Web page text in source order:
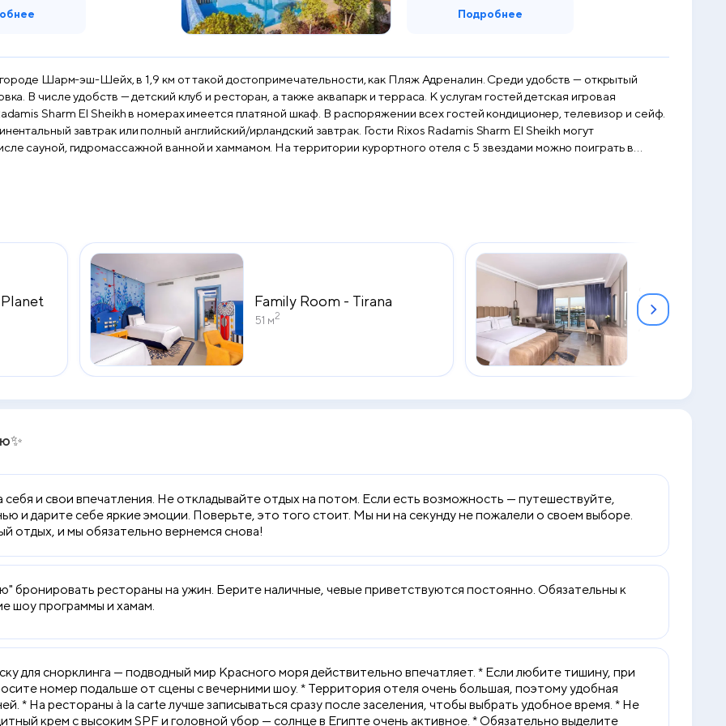
Подробнее
Шарм-эш-Шейх, в 1,9 км от такой достопримечательности, как Пляж Адреналин. Среди удобств — открытый
В числе удобств — детский клуб и ресторан, а также аквапарк и терраса. К услугам гостей детская игровая
полный английский/ирландский завтрак. Гости Rixos Radamis Sharm El Sheikh могут
сауной, гидромассажной ванной и хаммамом. На территории курортного отеля с 5 звездами можно поиграть в
Family Room - Tirana
51 м2
Superior
King Bed
40 м2
себя и свои впечатления. Не откладывайте отдых на потом. Если есть возможность — путешествуйте,
и дарите себе яркие эмоции. Поверьте, это того стоит. Мы ни на секунду не пожалели о своем выборе.
отдых, и мы обязательно вернемся снова!
бронировать рестораны на ужин. Берите наличные, чевые приветствуются постоянно. Обязательны к
шоу программы и хамам.
для снорклинга — подводный мир Красного моря действительно впечатляет. * Если любите тишину, при
номер подальше от сцены с вечерними шоу. * Территория отеля очень большая, поэтому удобная
* На рестораны à la carte лучше записываться сразу после заселения, чтобы выбрать удобное время. * Не
крем с высоким SPF и головной убор — солнце в Египте очень активное. * Обязательно выделите